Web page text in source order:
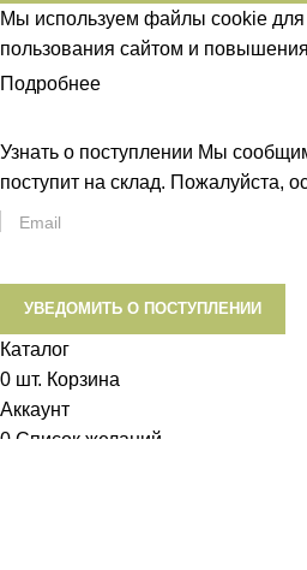
Мы используем файлы cookie для
пользования сайтом и
Подробнее
Узнать о поступлении Мы
поступит на склад. Пожалуйста,
УВЕДОМИТЬ О ПОСТУПЛЕНИИ
Каталог
0 шт. Корзина
Аккаунт
0 Список желаний